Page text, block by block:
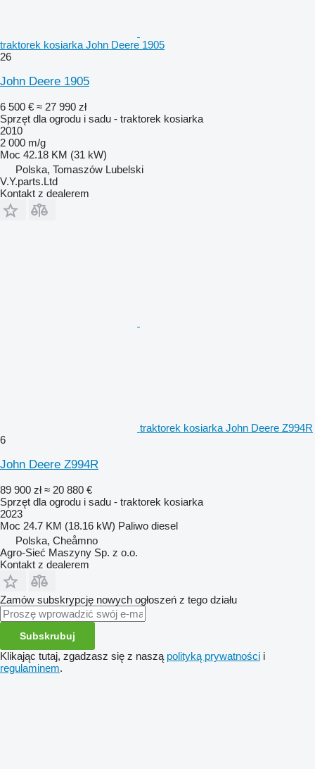
traktorek kosiarka John Deere 1905
26
John Deere 1905
6 500 € ≈ 27 990 zł
Sprzęt dla ogrodu i sadu - traktorek kosiarka
2010
2 000 m/g
Moc 42.18 KM (31 kW)
Polska, Tomaszów Lubelski
V.Y.parts.Ltd
Kontakt z dealerem
traktorek kosiarka John Deere Z994R
6
John Deere Z994R
89 900 zł ≈ 20 880 €
Sprzęt dla ogrodu i sadu - traktorek kosiarka
2023
Moc 24.7 KM (18.16 kW) Paliwo diesel
Polska, Cheåmno
Agro-Sieć Maszyny Sp. z o.o.
Kontakt z dealerem
Zamów subskrypcję nowych ogłoszeń z tego działu
Subskrubuj
Klikając tutaj, zgadzasz się z naszą polityką prywatności i
regulaminem.